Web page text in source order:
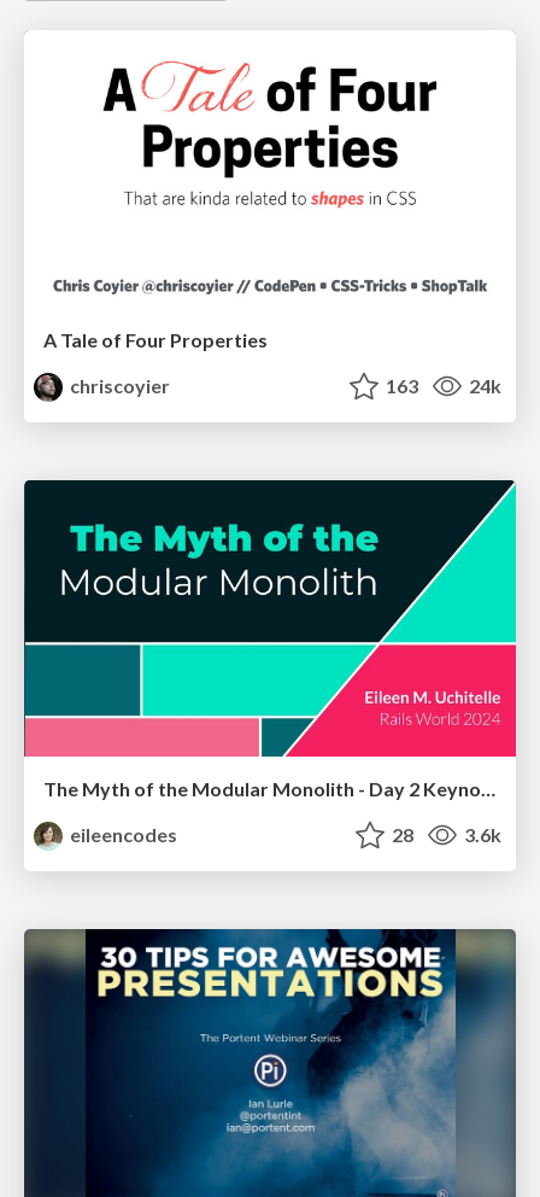
A Tale of Four Properties
chriscoyier
163 24k
The Myth of the Modular Monolith - Day 2 Keynote - Rails World 2024
eileencodes
28 3.6k